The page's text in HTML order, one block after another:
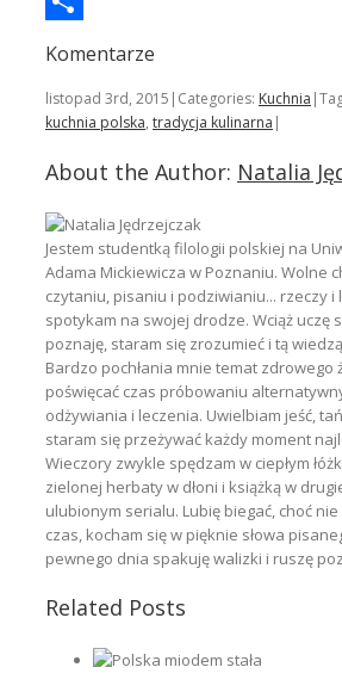
Komentarze
listopad 3rd, 2015 | Categories: Kuchnia |
kuchnia polska, tradycja kulinarna |
About the Author: Natalia
Jestem studentką filologii polskiej na
Adama Mickiewicza w Poznaniu. Wolne
czytaniu, pisaniu i podziwianiu... rzeczy i
spotykam na swojej drodze. Wciąż uczę
poznaję, staram się zrozumieć i tą
Bardzo pochłania mnie temat zdrowego
poświęcać czas próbowaniu
odżywiania i leczenia. Uwielbiam jeść,
staram się przeżywać każdy moment
Wieczory zwykle spędzam w ciepłym
zielonej herbaty w dłoni i książką w
ulubionym serialu. Lubię biegać, choć
czas, kocham się w pięknie słowa
pewnego dnia spakuję walizki i ruszę
Related Posts